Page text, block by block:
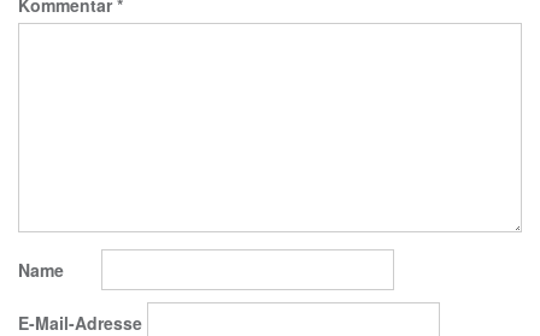
Kommentar*
Name
E-Mail-Adresse